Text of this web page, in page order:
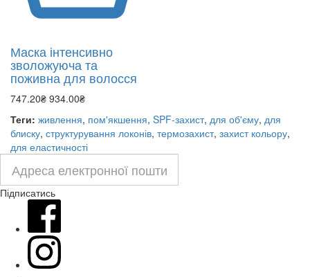
Маска інтенсивно
зволожуюча та
поживна для волосся
747.20₴ 934.00₴
Теги: живлення, пом'якшення, SPF-захист, для об'єму, для
блиску, структурування локонів, термозахист, захист кольору,
для еластичності
Підписатись